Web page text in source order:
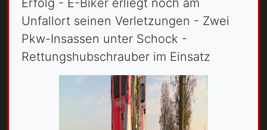
Erfolg - E-Biker erliegt noch am
Unfallort seinen Verletzungen - Zwei
Pkw-Insassen unter Schock -
Rettungshubschrauber im Einsatz